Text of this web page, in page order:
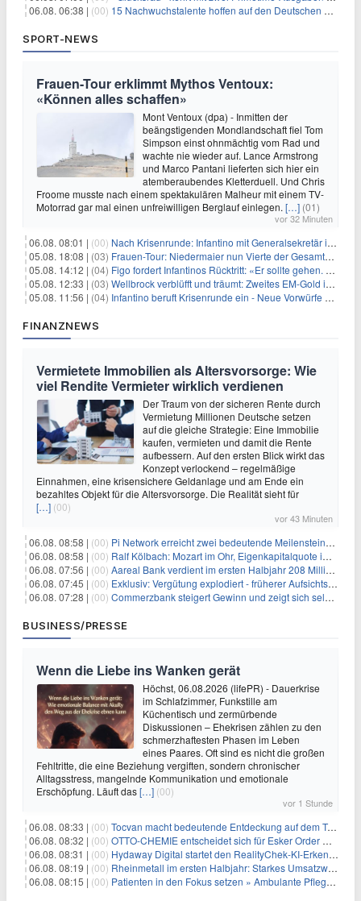
06.08. 06:38 | (00) 15 Nachwuchstalente hoffen auf den Deutschen Radiopreis
SPORT-NEWS
Frauen-Tour erklimmt Mythos Ventoux:
«Können alles schaffen»
Mont Ventoux (dpa) - Inmitten der
beängstigenden Mondlandschaft fiel Tom
Simpson einst ohnmächtig vom Rad und
wachte nie wieder auf. Lance Armstrong
und Marco Pantani lieferten sich hier ein
atemberaubendes Kletterduell. Und Chris
Froome musste nach einem spektakulären Malheur mit einem TV-
Motorrad gar mal einen unfreiwilligen Berglauf einlegen. […] (01)
vor 32 Minuten
06.08. 08:01 | (00) Nach Krisenrunde: Infantino mit Generalsekretär im Stadion
05.08. 18:08 | (03) Frauen-Tour: Niedermaier nun Vierte der Gesamtwertung
05.08. 14:12 | (04) Figo fordert Infantinos Rücktritt: «Er sollte gehen. Jetzt»
05.08. 12:33 | (03) Wellbrock verblüfft und träumt: Zweites EM-Gold in Paris
05.08. 11:56 | (04) Infantino beruft Krisenrunde ein - Neue Vorwürfe gegen FIFA
FINANZNEWS
Vermietete Immobilien als Altersvorsorge: Wie
viel Rendite Vermieter wirklich verdienen
Der Traum von der sicheren Rente durch
Vermietung Millionen Deutsche setzen
auf die gleiche Strategie: Eine Immobilie
kaufen, vermieten und damit die Rente
aufbessern. Auf den ersten Blick wirkt das
Konzept verlockend – regelmäßige
Einnahmen, eine krisensichere Geldanlage und am Ende ein
bezahltes Objekt für die Altersvorsorge. Die Realität sieht für
[…] (00)
vor 43 Minuten
06.08. 08:58 | (00) Pi Network erreicht zwei bedeutende Meilensteine in einer Rallye
06.08. 08:58 | (00) Ralf Kölbach: Mozart im Ohr, Eigenkapitalquote im Blick - wie dieser Denker die Westerwald Bank führt
06.08. 07:56 | (00) Aareal Bank verdient im ersten Halbjahr 208 Millionen Euro
06.08. 07:45 | (00) Exklusiv: Vergütung explodiert - früherer Aufsichtsratschef gibt aus Protest Ehrentitel ab
06.08. 07:28 | (00) Commerzbank steigert Gewinn und zeigt sich selbstbewusst gegenüber Unicredit
BUSINESS/PRESSE
Wenn die Liebe ins Wanken gerät
Höchst, 06.08.2026 (lifePR) - Dauerkrise
im Schlafzimmer, Funkstille am
Küchentisch und zermürbende
Diskussionen – Ehekrisen zählen zu den
schmerzhaftesten Phasen im Leben
eines Paares. Oft sind es nicht die großen
Fehltritte, die eine Beziehung vergiften, sondern chronischer
Alltagsstress, mangelnde Kommunikation und emotionale
Erschöpfung. Läuft das[…] (00)
vor 1 Stunde
06.08. 08:33 | (00) Tocvan macht bedeutende Entdeckung auf dem Trend Mezquite in Gran Pilar: 215 m mit 0,6 g/t Au ab 36,6 m Bohrtiefe
06.08. 08:32 | (00) OTTO-CHEMIE entscheidet sich für Esker Order Management zur Optimierung des Auftragseingangs
06.08. 08:31 | (00) Hydaway Digital startet den RealityChek-KI-Erkennungs-Bot auf X und ermöglicht damit eine Echtzeit-Verifizierung nach dem Motto „Ist das echt?“ auf einer der größten öffentlichen Kommunikationsplattformen weltweit
06.08. 08:19 | (00) Rheinmetall im ersten Halbjahr: Starkes Umsatzwachstum und Profitabilität auf Rekordniveau
06.08. 08:15 | (00) Patienten in den Fokus setzen » Ambulante Pflegedienste haben mehr Zeit durch die Personalplanung von ISGUS